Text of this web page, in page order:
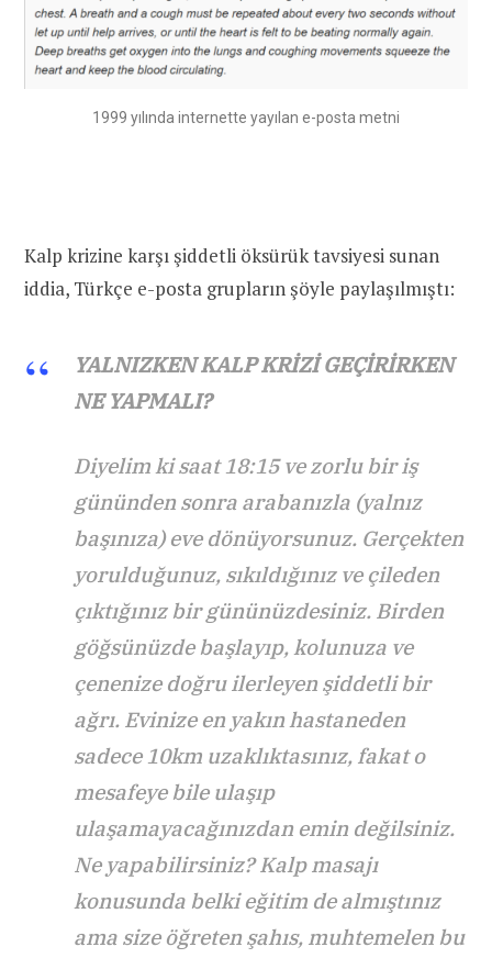
1999 yılında internette yayılan e-posta metni
Kalp krizine karşı şiddetli öksürük tavsiyesi sunan
iddia, Türkçe e-posta grupların şöyle paylaşılmıştı:
YALNIZKEN KALP KRİZİ GEÇİRİRKEN
NE YAPMALI?
Diyelim ki saat 18:15 ve zorlu bir iş
gününden sonra arabanızla (yalnız
başınıza) eve dönüyorsunuz. Gerçekten
yorulduğunuz, sıkıldığınız ve çileden
çıktığınız bir gününüzdesiniz. Birden
göğsünüzde başlayıp, kolunuza ve
çenenize doğru ilerleyen şiddetli bir
ağrı. Evinize en yakın hastaneden
sadece 10km uzaklıktasınız, fakat o
mesafeye bile ulaşıp
ulaşamayacağınızdan emin değilsiniz.
Ne yapabilirsiniz? Kalp masajı
konusunda belki eğitim de almıştınız
ama size öğreten şahıs, muhtemelen bu